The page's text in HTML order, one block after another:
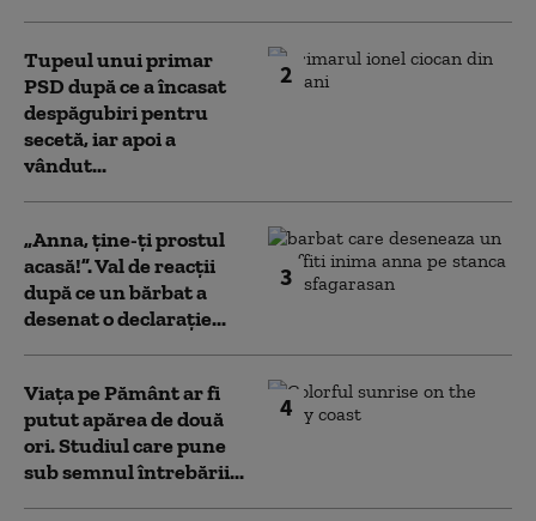
2
Tupeul unui primar
PSD după ce a încasat
despăgubiri pentru
secetă, iar apoi a
vândut...
3
„Anna, ţine-ţi prostul
acasă!”. Val de reacții
după ce un bărbat a
desenat o declarație...
4
Viața pe Pământ ar fi
putut apărea de două
ori. Studiul care pune
sub semnul întrebării...